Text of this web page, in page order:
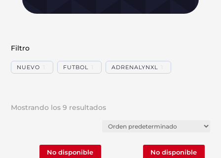
Filtro
NUEVO FUTBOL ADRENALYNXL
Mostrando los 9 resultados
No disponible No disponible